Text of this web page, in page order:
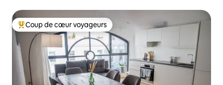
Coup de cœur voyageurs parmi les plus aimés
Coup de cœur voyageurs